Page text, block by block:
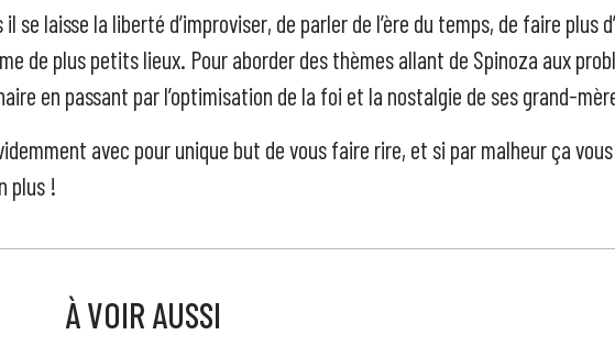
se laisse la liberté d’improviser, de parler de l’ère du temps, de faire plus
de plus petits lieux. Pour aborder des thèmes allant de Spinoza aux
en passant par l’optimisation de la foi et la nostalgie de ses grand-
avec pour unique but de vous faire rire, et si par malheur ça
plus !
À VOIR AUSSI